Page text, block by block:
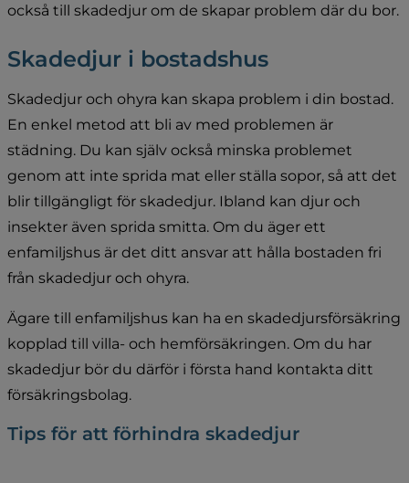
också till skadedjur om de skapar problem där du bor.
Skadedjur i bostadshus
Skadedjur och ohyra kan skapa problem i din bostad.
En enkel metod att bli av med problemen är
städning. Du kan själv också minska problemet
genom att inte sprida mat eller ställa sopor, så att det
blir tillgängligt för skadedjur. Ibland kan djur och
insekter även sprida smitta. Om du äger ett
enfamiljshus är det ditt ansvar att hålla bostaden fri
från skadedjur och ohyra.
Ägare till enfamiljshus kan ha en skadedjursförsäkring
kopplad till villa- och hemförsäkringen. Om du har
skadedjur bör du därför i första hand kontakta ditt
försäkringsbolag.
Tips för att förhindra skadedjur